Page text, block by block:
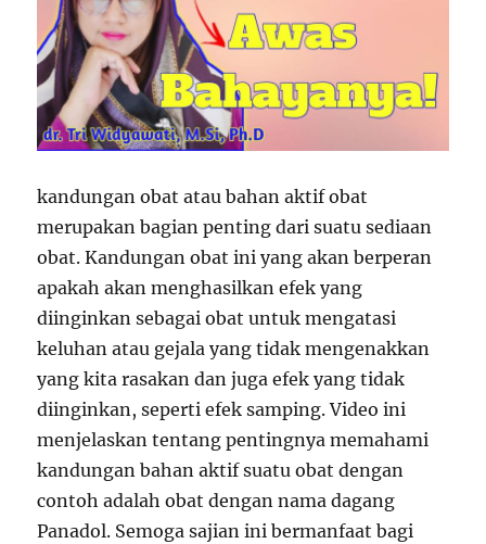
kandungan obat atau bahan aktif obat
merupakan bagian penting dari suatu sediaan
obat. Kandungan obat ini yang akan berperan
apakah akan menghasilkan efek yang
diinginkan sebagai obat untuk mengatasi
keluhan atau gejala yang tidak mengenakkan
yang kita rasakan dan juga efek yang tidak
diinginkan, seperti efek samping. Video ini
menjelaskan tentang pentingnya memahami
kandungan bahan aktif suatu obat dengan
contoh adalah obat dengan nama dagang
Panadol. Semoga sajian ini bermanfaat bagi